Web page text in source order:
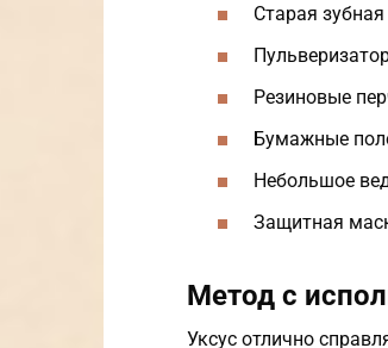
Старая
Резиновые
Бумажные
Небольшое
Защитная
Метод с
Уксус отлично